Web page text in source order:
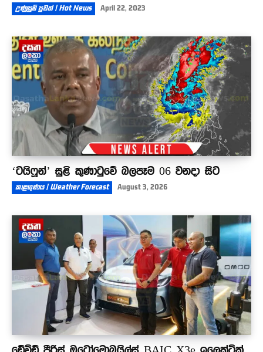
උණුසුම් පුවත් | Hot News April 22, 2023
‘ටයිෆූන්’ සුළි කුණාටුවේ බලපෑම 06 වනදා සිට
කාළගුණය | Weather Forecast August 3, 2026